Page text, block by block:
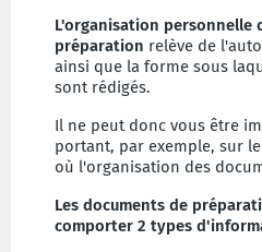
L'organisation personnelle
préparation relève de
ainsi que la forme sous
sont rédigés.
Il ne peut donc vous être
portant, par exemple, sur
où l'organisation des
Les documents de
comporter 2 types